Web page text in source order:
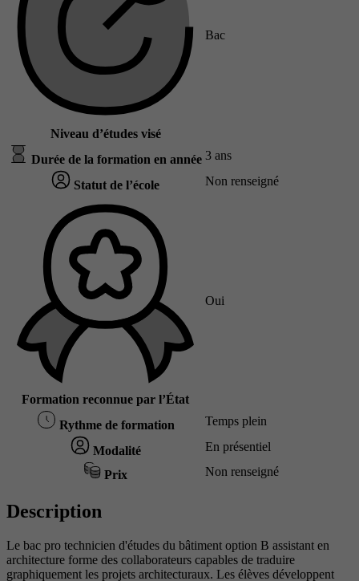
Niveau d’études visé
Bac
Durée de la formation en année 3 ans
Statut de l’école Non renseigné
Formation reconnue par l’État
Oui
Rythme de formation Temps plein
Modalité En présentiel
Prix Non renseigné
Description
Le bac pro technicien d'études du bâtiment option B assistant en
architecture forme des collaborateurs capables de traduire
graphiquement les projets architecturaux. Les élèves développent